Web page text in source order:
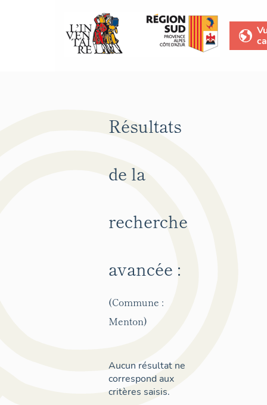
Résultats
de la
recherche
avancée :
(Commune :
Menton)
Aucun résultat ne
correspond aux
critères saisis.